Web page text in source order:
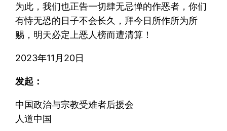
为此，我们也正告一切肆无忌惮的作恶者，你们
有恃无恐的日子不会长久，拜今日所作所为所
赐，明天必定上恶人榜而遭清算！
2023年11月20日
发起：
中国政治与宗教受难者后援会
人道中国